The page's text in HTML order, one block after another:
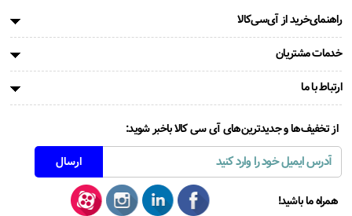
راهنمای‌خرید از آی‌سی‌کالا
خدمات مشتریان
ارتباط با ما
از تخفیف‌ها و جدیدترین‌های آی سی کالا باخبر شوید:
همراه ما باشید!